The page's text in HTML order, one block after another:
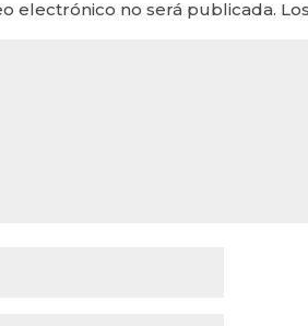
electrónico no será publicada.